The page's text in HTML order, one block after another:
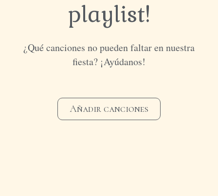
playlist!
¿Qué canciones no pueden faltar en nuestra
fiesta? ¡Ayúdanos!
Añadir canciones